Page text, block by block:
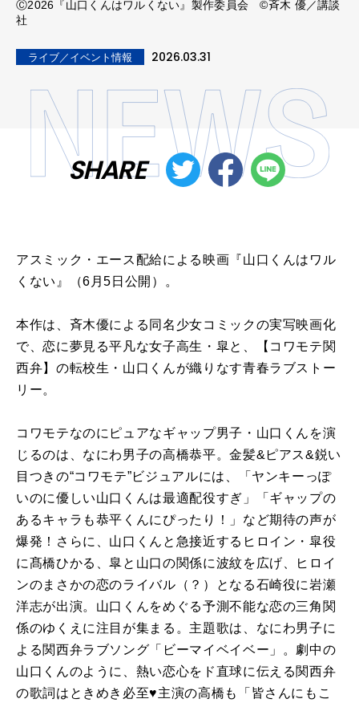
Ⓒ2026『山口くんはワルくない』製作委員会 ©斉木 優／講談
社
ライブ／イベント情報 2026.03.31
SHARE
アスミック・エース配給による映画『山口くんはワル
くない』（6月5日公開）。
本作は、斉木優による同名少女コミックの実写映画化
で、恋に夢見る平凡な女子高生・皐と、【コワモテ関
西弁】の転校生・山口くんが織りなす青春ラブストー
リー。
コワモテなのにピュアなギャップ男子・山口くんを演
じるのは、なにわ男子の高橋恭平。金髪&ピアス&鋭い
目つきの“コワモテ”ビジュアルには、「ヤンキーっぽ
いのに優しい山口くんは最適配役すぎ」「ギャップの
あるキャラも恭平くんにぴったり！」など期待の声が
爆発！さらに、山口くんと急接近するヒロイン・皐役
に髙橋ひかる、皐と山口の関係に波紋を広げ、ヒロイ
ンのまさかの恋のライバル（？）となる石崎役に岩瀬
洋志が出演。山口くんをめぐる予測不能な恋の三角関
係のゆくえに注目が集まる。主題歌は、なにわ男子に
よる関西弁ラブソング「ビーマイベイベー」。劇中の
山口くんのように、熱い恋心をド直球に伝える関西弁
の歌詞はときめき必至♥主演の高橋も「皆さんにもこ